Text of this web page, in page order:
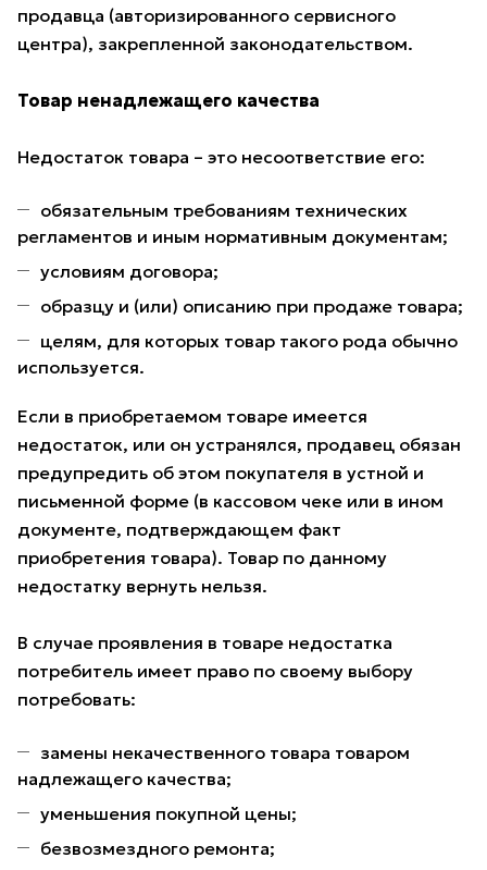
продавца (авторизированного сервисного
центра), закрепленной законодательством.
Товар ненадлежащего качества
Недостаток товара – это несоответствие его:
обязательным требованиям технических
регламентов и иным нормативным документам;
условиям договора;
образцу и (или) описанию при продаже товара;
целям, для которых товар такого рода обычно
используется.
Если в приобретаемом товаре имеется
недостаток, или он устранялся, продавец обязан
предупредить об этом покупателя в устной и
письменной форме (в кассовом чеке или в ином
документе, подтверждающем факт
приобретения товара). Товар по данному
недостатку вернуть нельзя.
В случае проявления в товаре недостатка
потребитель имеет право по своему выбору
потребовать:
замены некачественного товара товаром
надлежащего качества;
уменьшения покупной цены;
безвозмездного ремонта;